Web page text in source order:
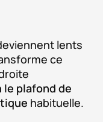
lents
ce
le plafond de
habituelle.